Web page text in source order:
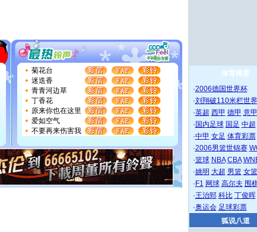
你太多，只有给你五千万：千万快乐！千万要健康！千万
要平安！千万要知足！千万不要忘记我！
[圣诞节]不只这样的日子才会想起你,而是这样的日子才
能正大光明地骚扰你,告诉你,圣诞要快乐!新年要快乐!天天
都要快乐噢!
[圣诞节]奉上一颗祝福的心,在这个特别的日子里,愿幸福,
如意,快乐,鲜花,一切美好的祝愿与你同在.圣诞快乐!
[元旦]
看到你我会触电；看不到你我要充电；没有你我会
断电。爱你是我职业，想你是我事业，抱你是我特长，吻
你是我专业！水晶之恋祝你新年快乐
[元旦]
如果上天让我许三个愿望，一是今生今世和你在一
起；二是再生再世和你在一起；三是三生三世和你不再分
离。水晶之恋祝你新年快乐
[元旦]当我狠下心扭头离去那一刻，你在我身后无助地哭
泣，这痛楚让我明白我多么爱你。我转身抱住你：这猪不
菊花台
迷迭香
青青河边草
丁香花
原来你也在这里
爱如空气
不要再来伤害我
体育推荐
·2006德国世界杯
·刘翔破110米栏世
·英超 西甲 德甲 意甲
· 国内足球 国足 中超
·中甲 女足 体育彩票
·2006男篮世锦赛
·篮球 NBA CBA
·姚明 大超 男篮 女篮
· F1 网球 高尔夫 围
·王治郅 科比 丁俊晖
·奥运会 足球彩票
狐说八道